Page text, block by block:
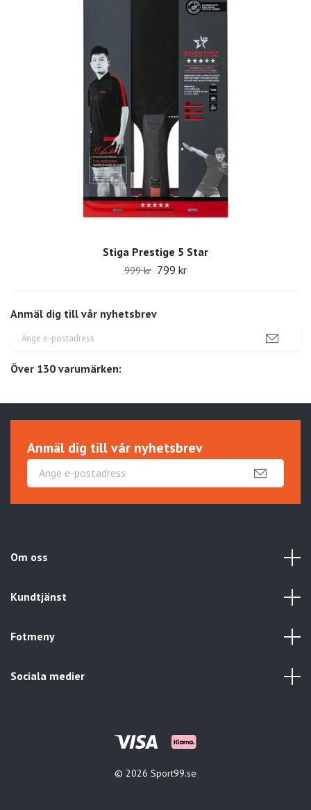
Anmäl dig till vår nyhetsbrev
Över 130 varumärken:
Stiga Prestige 5 Star
999 kr 799 kr
Anmäl dig till vår nyhetsbrev
Om oss
Kundtjänst
Fotmeny
Sociala medier
© 2026 Sport99.se